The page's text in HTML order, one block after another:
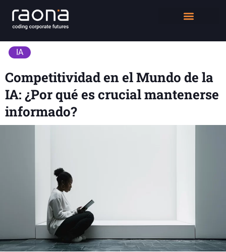
IA
Competitividad en el Mundo de la
IA: ¿Por qué es crucial mantenerse
informado?